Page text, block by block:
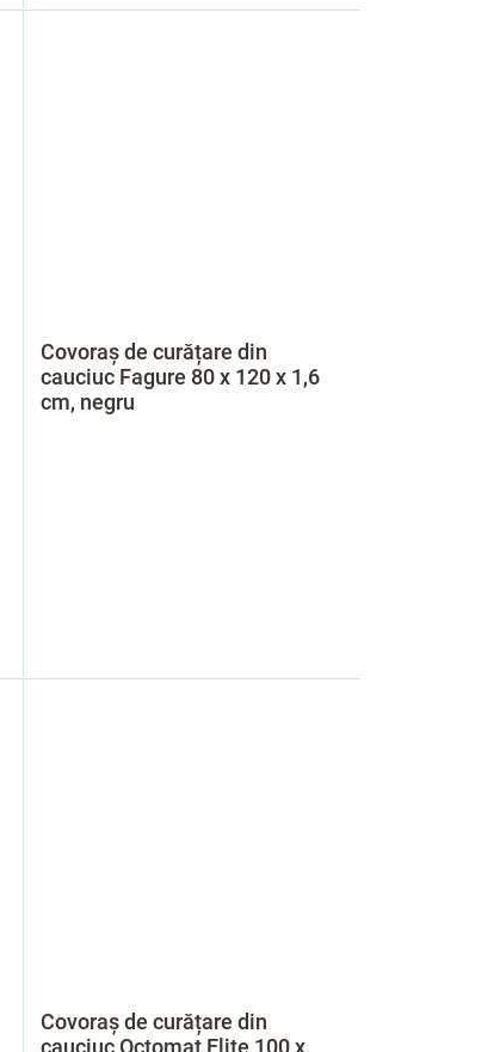
Covoraș de curățare din
cauciuc Fagure 80 x 120 x 1,6
cm, negru
Covoraș de curățare din
cauciuc Octomat Elite 100 x